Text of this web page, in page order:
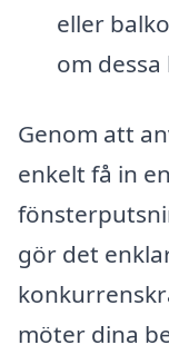
eller
om
Genom att
enkelt få in
gör det
möter dina